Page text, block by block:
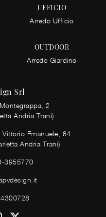
UFFICIO
Arredo Ufficio
OUTDOOR
Arredo Giardino
Srl
2
Andria Trani)
Emanuele, 84
Andria Trani)
3955770